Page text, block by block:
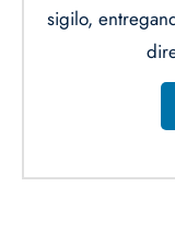
sigilo,